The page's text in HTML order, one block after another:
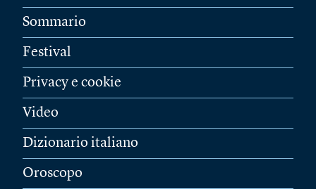
Sommario
Festival
Privacy e cookie
Video
Dizionario italiano
Oroscopo